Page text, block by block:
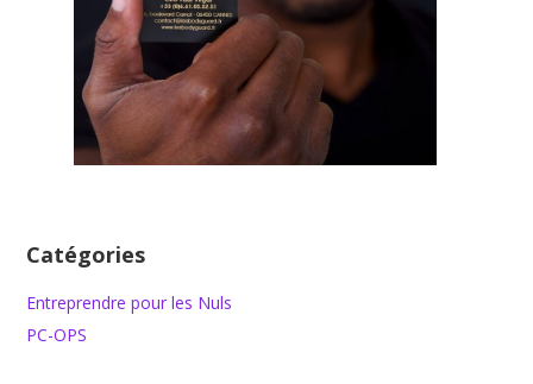
Catégories
Entreprendre pour les Nuls
PC-OPS